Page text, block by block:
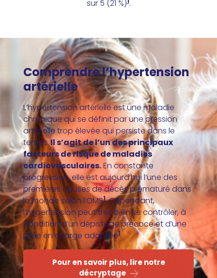
sur 5 (21 %) .
Comprendre l’hypertension
artérielle
L’hypertension artérielle est une maladie
chronique qui se définit par une pression
artérielle trop élevée qui persiste dans le
temps.Il s’agit de l’un des principaux
facteurs de risque de maladies
cardiovasculaires.En constante
progression, elle est aujourd’hui l’une des
premières causes de décès prématuré dans
le monde selon l’OMS1. Cependant,
l’hypertension peut très bien se contrôler, à
condition d’un dépistage précoce et d’une
prise en charge adaptée1.
Pour en savoir plus, lire notre
décryptage